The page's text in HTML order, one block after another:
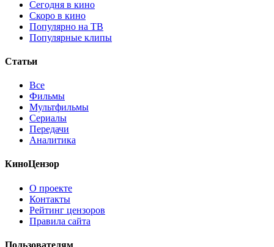
Сегодня в кино
Скоро в кино
Популярно на ТВ
Популярные клипы
Статьи
Все
Фильмы
Мультфильмы
Сериалы
Передачи
Аналитика
КиноЦензор
О проекте
Контакты
Рейтинг цензоров
Правила сайта
Пользователям